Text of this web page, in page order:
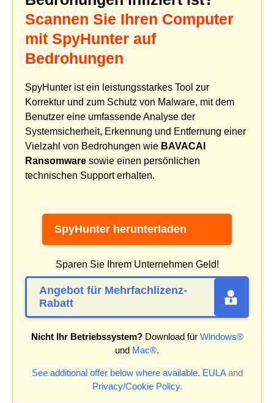
Scannen Sie Ihren Computer
mit SpyHunter auf
Bedrohungen
SpyHunter ist ein leistungsstarkes Tool zur
Korrektur und zum Schutz von Malware, mit dem
Benutzer eine umfassende Analyse der
Systemsicherheit, Erkennung und Entfernung einer
Vielzahl von Bedrohungen wie BAVACAI
Ransomware sowie einen persönlichen
technischen Support erhalten.
SpyHunter herunterladen
Sparen Sie Ihrem Unternehmen Geld!
Angebot für Mehrfachlizenz-
Rabatt
Nicht Ihr Betriebssystem?Download für Windows®
und Mac®.
See additional offer below where available. EULAand
Privacy/Cookie Policy.